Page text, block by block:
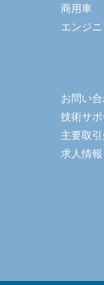
商用車
エンジ
お問い
技術サポ
主要取
求人情報